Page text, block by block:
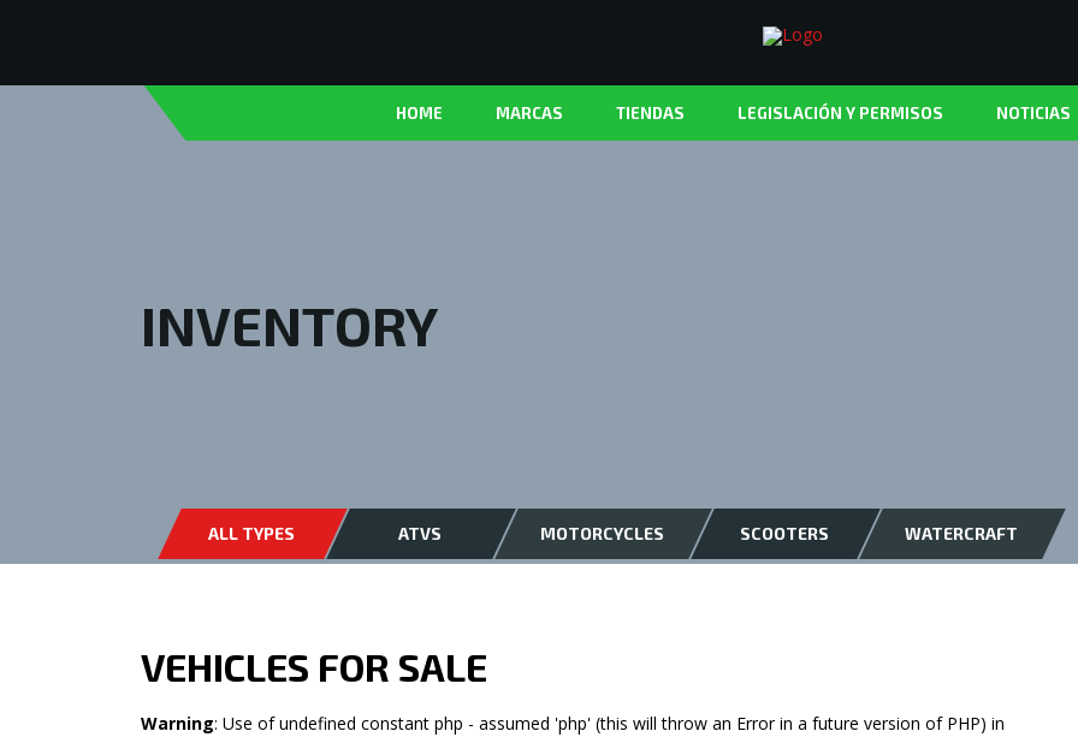
HOME MARCAS TIENDAS LEGISLACIÓN Y PERMISOS NOTICIAS
INVENTORY
ALL TYPES ATVS MOTORCYCLES SCOOTERS WATERCRAFT
VEHICLES FOR SALE
Warning: Use of undefined constant php - assumed 'php' (this will throw an Error in a future version of PHP) in